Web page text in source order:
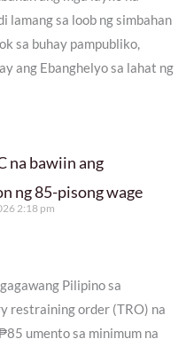
lamang sa loob ng simbahan
sa buhay pampubliko,
ang Ebanghelyo sa lahat ng
na bawiin ang
ng 85-pisong wage
2:18 pm
Pilipino sa
restraining order (TRO) na
umento sa minimum na